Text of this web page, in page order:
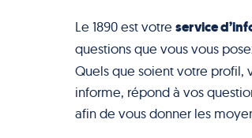
Le 1890 est votre service
questions que vous vous
Quels que soient votre profil,
informe, répond à vos
afin de vous donner les